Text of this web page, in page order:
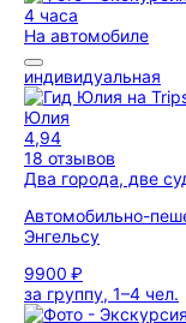
4 часа
На автомобиле
индивидуальная
Юлия
4,94
18 отзывов
Два города, две
Автомобильно-
Энгельсу
9900 ₽
за группу, 1–4 чел.